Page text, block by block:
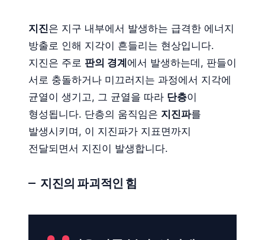
지진은 지구 내부에서 발생하는 급격한 에너지
방출로 인해 지각이 흔들리는 현상입니다.
지진은 주로 판의 경계에서 발생하는데, 판들이
서로 충돌하거나 미끄러지는 과정에서 지각에
균열이 생기고, 그 균열을 따라 단층이
형성됩니다. 단층의 움직임은 지진파를
발생시키며, 이 지진파가 지표면까지
전달되면서 지진이 발생합니다.
지진의 파괴적인 힘